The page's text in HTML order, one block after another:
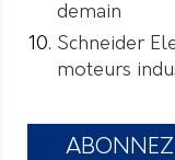
demain
Schneider
moteurs